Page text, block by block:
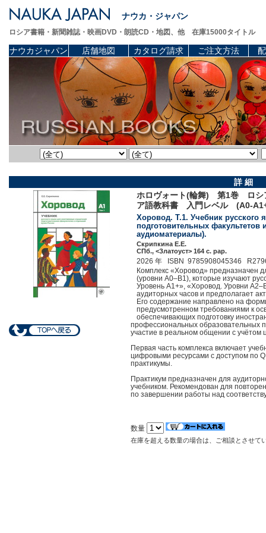
ナウカ・ジャパン
ロシア書籍・新聞雑誌・映画DVD・朗読CD・地図、他 在庫15000タイトル
ナウカジャパン 店舗地図 カタログ請求 ご注文方法
詳 細
ホロヴォート(輪舞) 第1巻 ロシ
ア語教科書 入門レベル (A0-
Хоровод. Т.1. Учебник русского
подготовительных факультетов
аудиоматериалы).
Скрипкина Е.Е.
СПб., <Златоуст> 164 c. pap.
2026 年 ISBN 9785908045346
Комплекс «Хоровод» предназначен
(уровни А0–В1), которые изучают
Уровень А1+», «Хоровод. Уровни
аудиторных часов и предполагает
Его содержание направлено на
предусмотренном требованиями к
обеспечивающих подготовку
профессиональных образовательных
участие в реальном общении с учётом
Первая часть комплекса включает
цифровыми ресурсами с доступом по
практикумы.
Практикум предназначен для
учебником. Рекомендован для
по завершении работы над
数量
在庫を超える数量の場合は、ご相談とさせて